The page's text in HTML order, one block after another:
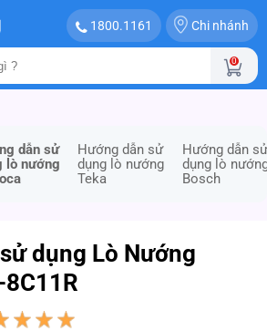
1800.1161 Chi nhánh
0
dẫn sử
lò nướng
Hướng dẫn sử
dụng lò nướng
Teka
Hướng dẫn sử
dụng lò
Bosch
dụng Lò Nướng